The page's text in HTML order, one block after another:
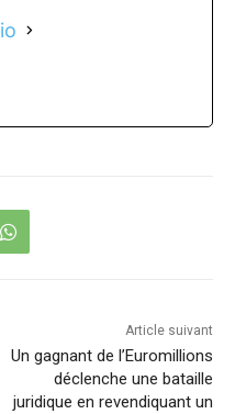
Article suivant
Un gagnant de l’Euromillions
déclenche une bataille
juridique en revendiquant un